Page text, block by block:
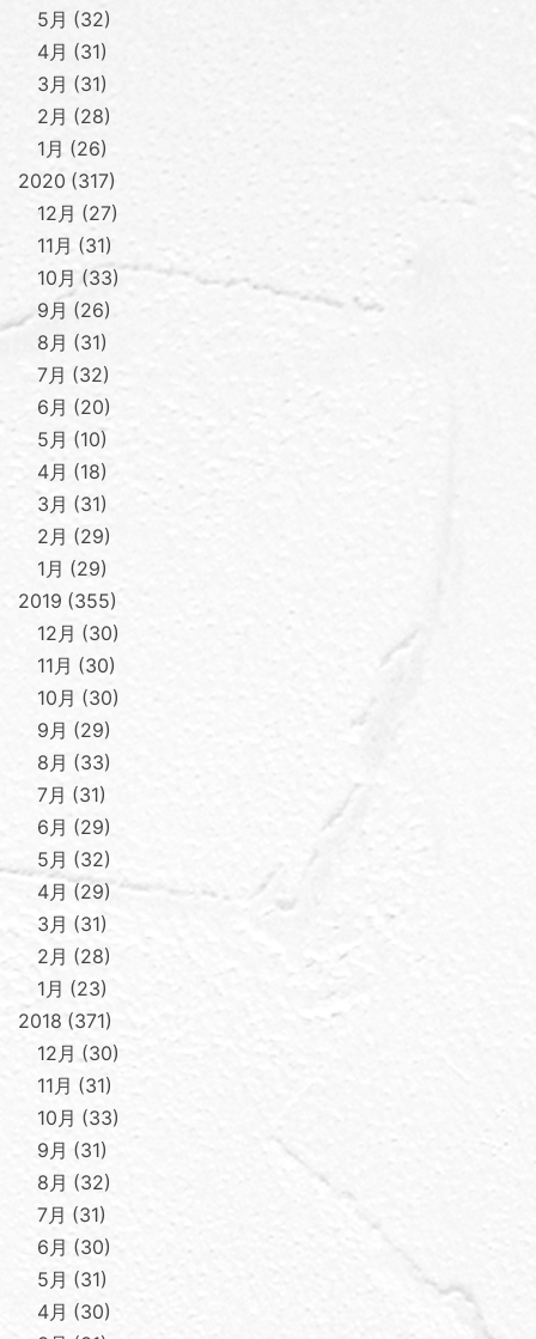
5月
32
4月
31
3月
31
2月
28
1月
26
2020 317
12月
27
11月
31
10月
33
9月
26
8月
31
7月
32
6月
20
5月
10
4月
18
3月
31
2月
29
1月
29
2019 355
12月
30
11月
30
10月
30
9月
29
8月
33
7月
31
6月
29
5月
32
4月
29
3月
31
2月
28
1月
23
2018 371
12月
30
11月
31
10月
33
9月
31
8月
32
7月
31
6月
30
5月
31
4月
30